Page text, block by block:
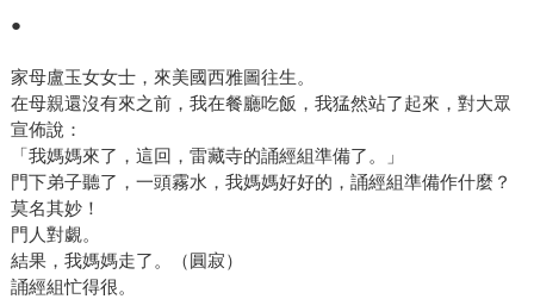
●
家母盧玉女女士，來美國西雅圖往生。
在母親還沒有來之前，我在餐廳吃飯，我猛然站了起來，對大眾
宣佈說：
「我媽媽來了，這回，雷藏寺的誦經組準備了。」
門下弟子聽了，一頭霧水，我媽媽好好的，誦經組準備作什麼？
莫名其妙！
門人對覷。
結果，我媽媽走了。（圓寂）
誦經組忙得很。